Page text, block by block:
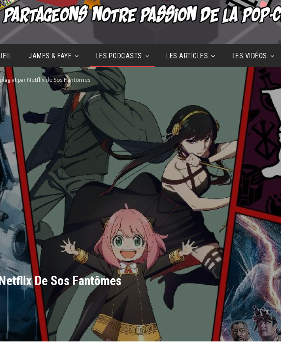
JAMES & FAYE LES PODCASTS LES ARTICLES LES VIDÉOS
plagiat par Netflix de Sos Fantômes
De Sos Fantômes